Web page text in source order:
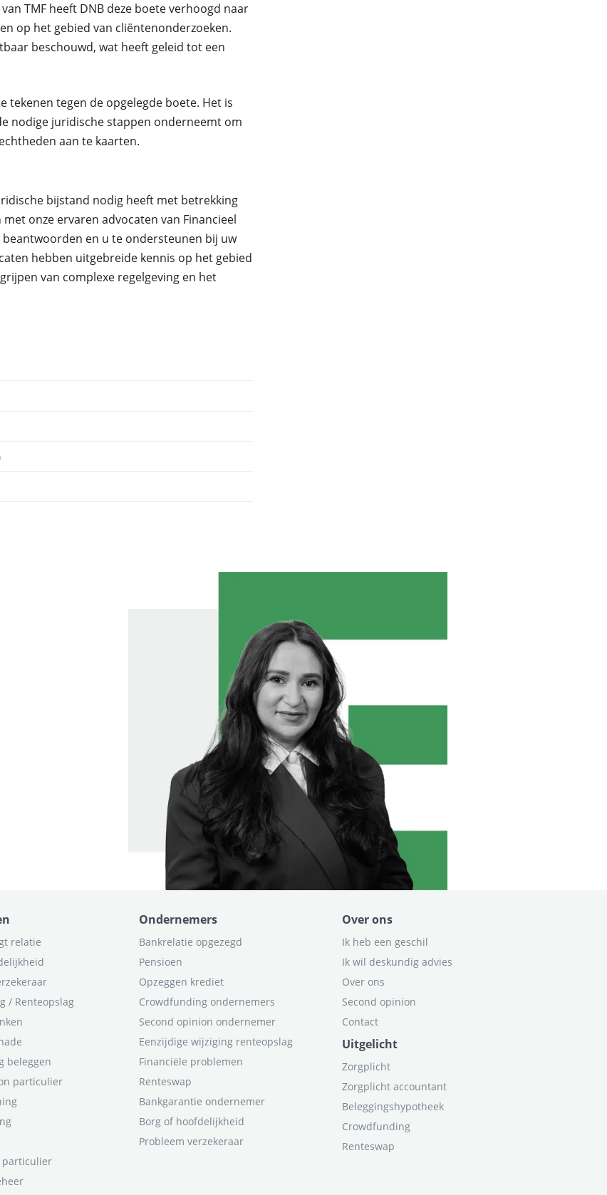
TMF heeft DNB deze boete verhoogd naar
op het gebied van cliëntenonderzoeken.
beschouwd, wat heeft geleid tot een
tekenen tegen de opgelegde boete. Het is
nodige juridische stappen onderneemt om
aan te kaarten.
bijstand nodig heeft met betrekking
onze ervaren advocaten van Financieel
en u te ondersteunen bij uw
hebben uitgebreide kennis op het gebied
van complexe regelgeving en het
relatie
/ Renteopslag
beleggen
particulier
particulier
Ondernemers
Bankrelatie opgezegd
Pensioen
Opzeggen krediet
Crowdfunding ondernemers
Second opinion ondernemer
Eenzijdige wijziging renteopslag
Financiële problemen
Renteswap
Bankgarantie ondernemer
Borg of hoofdelijkheid
Probleem verzekeraar
Over ons
Ik heb een geschil
Ik wil deskundig advies
Over ons
Second opinion
Contact
Uitgelicht
Zorgplicht
Zorgplicht accountant
Beleggingshypotheek
Crowdfunding
Renteswap